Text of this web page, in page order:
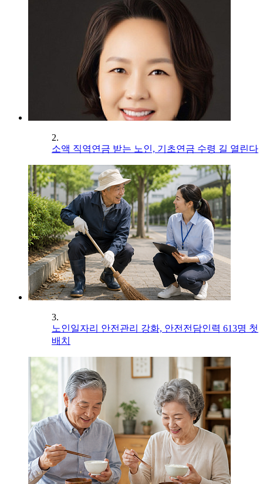
2.
소액 직역연금 받는 노인, 기초연금 수령 길 열린다
3.
노인일자리 안전관리 강화, 안전전담인력 613명 첫
배치